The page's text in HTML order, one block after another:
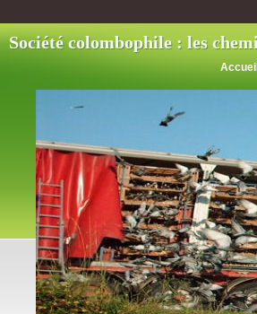
Société colombophile : les
Accueil